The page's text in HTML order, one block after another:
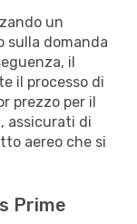
un
sulla domanda
il
il processo di
prezzo per il
assicurati di
aereo che si
Prime